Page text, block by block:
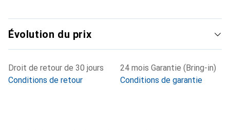
Évolution du prix
Droit de retour de 30 jours
Conditions de retour
24 mois Garantie (Bring-in)
Conditions de garantie